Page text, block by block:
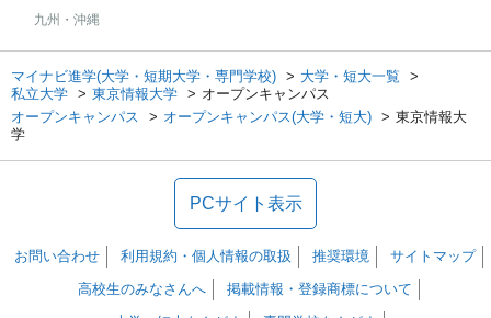
九州・沖縄
マイナビ進学(大学・短期大学・専門学校)
大学・短大一覧
私立大学
東京情報大学
オープンキャンパス
オープンキャンパス
オープンキャンパス(大学・短大)
東京情報大
学
PCサイト表示
お問い合わせ 利用規約・個人情報の取扱 推奨環境
サイトマップ
高校生のみなさんへ
掲載情報・登録商標について